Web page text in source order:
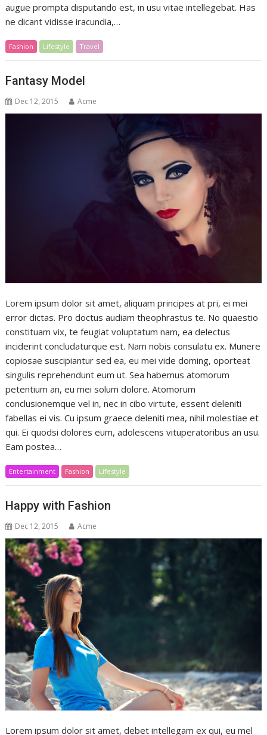
augue prompta disputando est, in usu vitae intellegebat. Has
ne dicant vidisse iracundia,…
Fashion Lifestyle Travel
Fantasy Model
Dec 12, 2015 Acme
Lorem ipsum dolor sit amet, aliquam principes at pri, ei mei
error dictas. Pro doctus audiam theophrastus te. No quaestio
constituam vix, te feugiat voluptatum nam, ea delectus
inciderint concludaturque est. Nam nobis consulatu ex. Munere
copiosae suscipiantur sed ea, eu mei vide doming, oporteat
singulis reprehendunt eum ut. Sea habemus atomorum
petentium an, eu mei solum dolore. Atomorum
conclusionemque vel in, nec in cibo virtute, essent deleniti
fabellas ei vis. Cu ipsum graece deleniti mea, nihil molestiae et
qui. Ei quodsi dolores eum, adolescens vituperatoribus an usu.
Eam postea…
Entertainment Fashion Lifestyle
Happy with Fashion
Dec 12, 2015 Acme
Lorem ipsum dolor sit amet, debet intellegam ex qui, eu mel